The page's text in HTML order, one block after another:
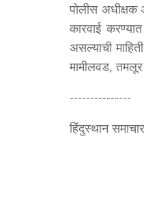
पोलीस अधीक्षक
कारवाई
असल्याची
मामीलवड,
---------------
हिंदुस्थान